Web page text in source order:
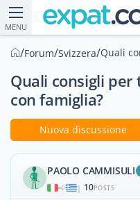
MENU
/Forum/Svizzera/Quali
Quali consigli
con famiglia?
Nuova discussione
PAOLO CAMMISULI
| 10POSTS